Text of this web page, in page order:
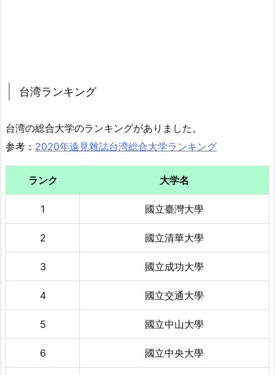
台湾ランキング
台湾の総合大学のランキングがありました。
参考： 2020年遠見雜誌台湾総合大学ランキング
ランク 大学名
1 國立臺灣大學
2 國立清華大學
3 國立成功大學
4 國立交通大學
5 國立中山大學
6 國立中央大學